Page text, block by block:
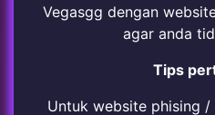
Vegasgg dengan
agar anda
Tips
Untuk website phising